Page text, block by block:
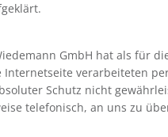
GmbH hat als für
Internetseite verarbeiteten
Schutz nicht
telefonisch, an uns zu